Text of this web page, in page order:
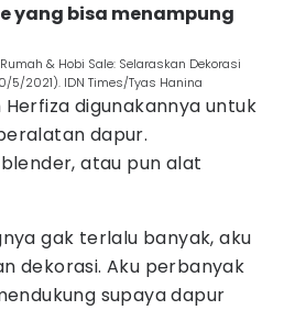
yang bisa menampung
& Hobi Sale: Selaraskan Dekorasi
5/2021). IDN Times/Tyas Hanina
digunakannya untuk
dapur.
blender, atau pun alat
gak terlalu banyak, aku
dekorasi. Aku perbanyak
supaya dapur